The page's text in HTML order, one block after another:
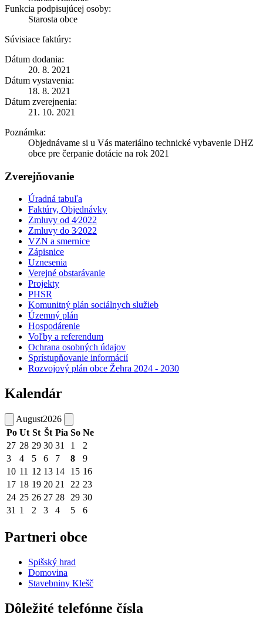
Funkcia podpisujúcej osoby:
Starosta obce
Súvisiace faktúry:
Dátum dodania:
20. 8. 2021
Dátum vystavenia:
18. 8. 2021
Dátum zverejnenia:
21. 10. 2021
Poznámka:
Objednávame si u Vás materiálno technické vybavenie DHZ
obce pre čerpanie dotácie na rok 2021
Zverejňovanie
Úradná tabuľa
Faktúry, Objednávky
Zmluvy od 4⁄2022
Zmluvy do 3⁄2022
VZN a smernice
Zápisnice
Uznesenia
Verejné obstarávanie
Projekty
PHSR
Komunitný plán sociálnych služieb
Územný plán
Hospodárenie
Voľby a referendum
Ochrana osobných údajov
Sprístupňovanie informácií
Rozvojový plán obce Žehra 2024 - 2030
Kalendár
August2026
Po Ut St Št Pia So Ne
27 28 29 30 31 1
2
3
4 5 6 7 8
9
10 11 12 13 14 15 16
17 18 19 20 21 22 23
24 25 26 27 28 29 30
31 1 2 3 4 5 6
Partneri obce
Spišský hrad
Domovina
Stavebniny Klešč
Dôležité telefónne čísla